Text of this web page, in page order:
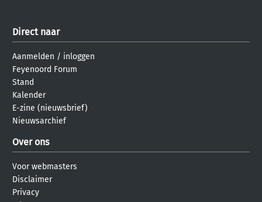
Direct naar
Aanmelden / inloggen
Feyenoord Forum
Stand
Kalender
E-zine (nieuwsbrief)
Nieuwsarchief
Over ons
Voor webmasters
Disclaimer
Privacy